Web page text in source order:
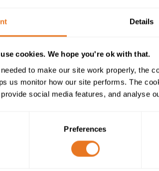
Details
cookies. We hope you're ok with that.
to make our site work properly, the
us monitor how our site performs. The
social media features, and analyse
Preferences
bei (50 ± 2) °C für 28 Tage
bei (50 ± 2) °C für 100 Tage.
und die Bruchdehnung sowie
28 Tagen und 100 Tagen. Die
nachstehenden Tabelle angegebenen